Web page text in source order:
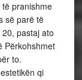
pranishme
së parë të
pastaj ato
Përkohshmet
to.
qi